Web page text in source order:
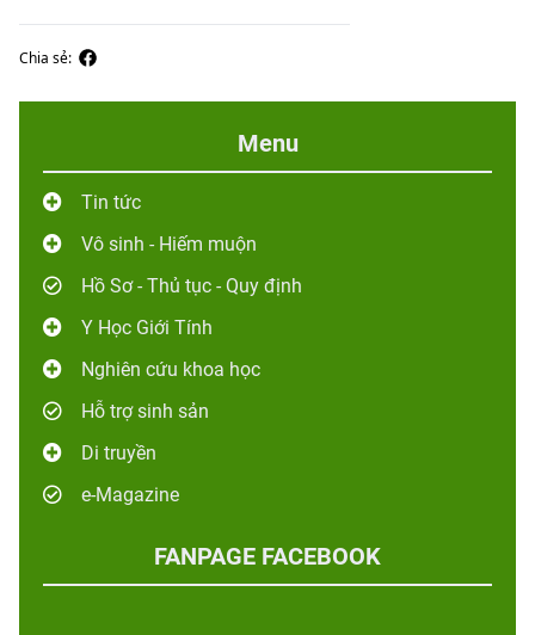
Chia sẻ:
Menu
Tin tức
Vô sinh - Hiếm muộn
Hồ Sơ - Thủ tục - Quy định
Y Học Giới Tính
Nghiên cứu khoa học
Hỗ trợ sinh sản
Di truyền
e-Magazine
FANPAGE FACEBOOK